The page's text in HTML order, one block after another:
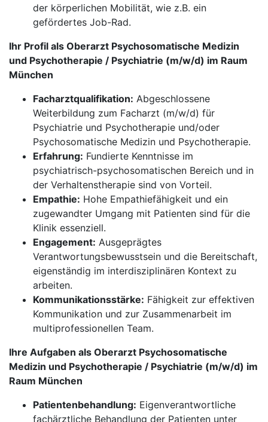
der körperlichen Mobilität, wie z.B. ein
gefördertes Job-Rad.
Ihr Profil als Oberarzt Psychosomatische Medizin
und Psychotherapie / Psychiatrie (m/w/d) im Raum
München
Facharztqualifikation: Abgeschlossene
Weiterbildung zum Facharzt (m/w/d) für
Psychiatrie und Psychotherapie und/oder
Psychosomatische Medizin und Psychotherapie.
Erfahrung: Fundierte Kenntnisse im
psychiatrisch-psychosomatischen Bereich und in
der Verhaltenstherapie sind von Vorteil.
Empathie: Hohe Empathiefähigkeit und ein
zugewandter Umgang mit Patienten sind für die
Klinik essenziell.
Engagement: Ausgeprägtes
Verantwortungsbewusstsein und die Bereitschaft,
eigenständig im interdisziplinären Kontext zu
arbeiten.
Kommunikationsstärke: Fähigkeit zur effektiven
Kommunikation und zur Zusammenarbeit im
multiprofessionellen Team.
Ihre Aufgaben als Oberarzt Psychosomatische
Medizin und Psychotherapie / Psychiatrie (m/w/d) im
Raum München
Patientenbehandlung: Eigenverantwortliche
fachärztliche Behandlung der Patienten unter